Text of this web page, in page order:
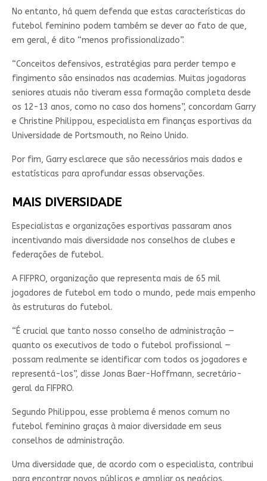
No entanto, há quem defenda que estas características do
futebol feminino podem também se dever ao fato de que,
em geral, é dito “menos profissionalizado”.
“Conceitos defensivos, estratégias para perder tempo e
fingimento são ensinados nas academias. Muitas jogadoras
seniores atuais não tiveram essa formação completa desde
os 12-13 anos, como no caso dos homens”, concordam Garry
e Christine Philippou, especialista em finanças esportivas da
Universidade de Portsmouth, no Reino Unido.
Por fim, Garry esclarece que são necessários mais dados e
estatísticas para aprofundar essas observações.
MAIS DIVERSIDADE
Especialistas e organizações esportivas passaram anos
incentivando mais diversidade nos conselhos de clubes e
federações de futebol.
A FIFPRO, organização que representa mais de 65 mil
jogadores de futebol em todo o mundo, pede mais empenho
às estruturas do futebol.
“É crucial que tanto nosso conselho de administração —
quanto os executivos de todo o futebol profissional —
possam realmente se identificar com todos os jogadores e
representá-los”, disse Jonas Baer-Hoffmann, secretário-
geral da FIFPRO.
Segundo Philippou, esse problema é menos comum no
futebol feminino graças à maior diversidade em seus
conselhos de administração.
Uma diversidade que, de acordo com o especialista, contribui
para encontrar novos públicos e ampliar os negócios.